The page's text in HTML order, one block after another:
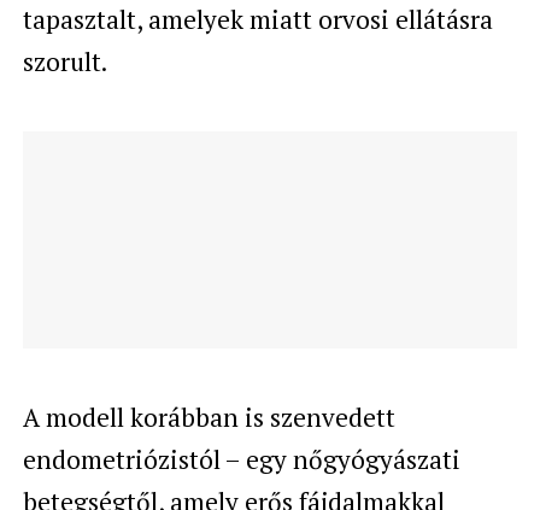
tapasztalt, amelyek miatt orvosi ellátásra
szorult.
A modell korábban is szenvedett
endometriózistól – egy nőgyógyászati
betegségtől, amely erős fájdalmakkal